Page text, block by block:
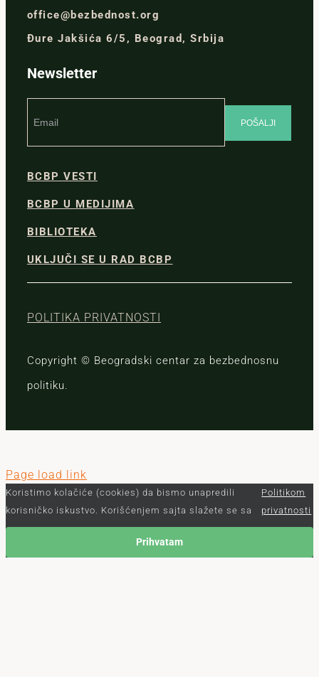
office@bezbednost.org
Đure Jakšića 6/5, Beograd, Srbija
Newsletter
BCBP VESTI
BCBP U MEDIJIMA
BIBLIOTEKA
UKLJUČI SE U RAD BCBP
POLITIKA PRIVATNOSTI
Copyright © Beogradski centar za bezbednosnu
politiku.
Page load link
Koristimo kolačiće (cookies) da bismo unapredili
korisničko iskustvo. Korišćenjem sajta slažete se sa
Politikom
privatnosti
Prihvatam